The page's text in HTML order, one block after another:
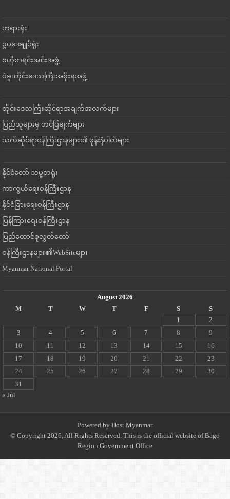
တရားရုံး
ဥပဒေချုပ်ရုံး
ဗဟိုစာရင်းအင်းအဖွဲ့
ပဲခူးတိုင်းဒေသကြီးအစိုးရအဖွဲ့
တိုင်းဒေသကြီးဆိုင်ရာအချက်အလက်များ
ပြည်သူများမှ တင်ပြချက်များ
သက်ဆိုင်ရာဝန်ကြီးဌာနများ၏ ဖုန်းနံပါတ်များ
နိုင်ငံတော် သမ္မတရုံး
ကာကွယ်ရေးဝန်ကြီးဌာန
နိုင်ငံခြားရေးဝန်ကြီးဌာန
ပြန်ကြားရေးဝန်ကြီးဌာန
ပြည်ထောင်စုလွှတ်တော်
ဝန်ကြီးဌာနများ၏WebSiteများ
Myanmar National Portal
August 2026
M
T W T F S
S
1
2
3
4 5 6 7 8
9
10
11 12 13 14 15
16
17
18 19 20 21 22
23
24
25 26 27 28 29
30
31
« Jul
Powered by Host Myanmar
© Copyright 2026, All Rights Reserved. This is the official website of Bago
Region Government Office